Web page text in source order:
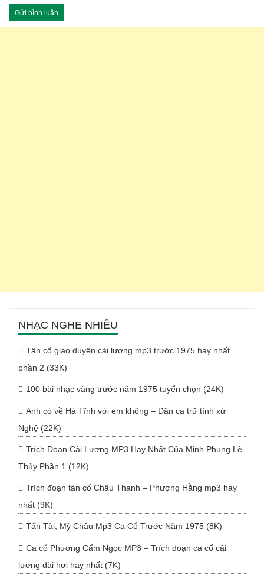
NHẠC NGHE NHIỀU
Tân cổ giao duyên cải lương mp3 trước 1975 hay nhất
phần 2 (33K)
100 bài nhạc vàng trước năm 1975 tuyển chọn (24K)
Anh có về Hà Tĩnh với em không – Dân ca trữ tình xứ
Nghệ (22K)
Trích Đoạn Cải Lương MP3 Hay Nhất Của Minh Phụng Lệ
Thủy Phần 1 (12K)
Trích đoạn tân cổ Châu Thanh – Phượng Hằng mp3 hay
nhất (9K)
Tấn Tài, Mỹ Châu Mp3 Ca Cổ Trước Năm 1975 (8K)
Ca cổ Phương Cẩm Ngọc MP3 – Trích đoạn ca cổ cải
lương dài hơi hay nhất (7K)